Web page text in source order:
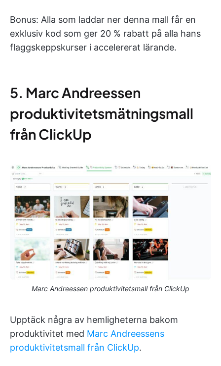
Bonus: Alla som laddar ner denna mall får en
exklusiv kod som ger 20 % rabatt på alla hans
flaggskeppskurser i accelererat lärande.
5. Marc Andreessen
produktivitetsmätningsmall
från ClickUp
Marc Andreessen produktivitetsmall från ClickUp
Upptäck några av hemligheterna bakom
produktivitet med Marc Andreessens
produktivitetsmall från ClickUp.